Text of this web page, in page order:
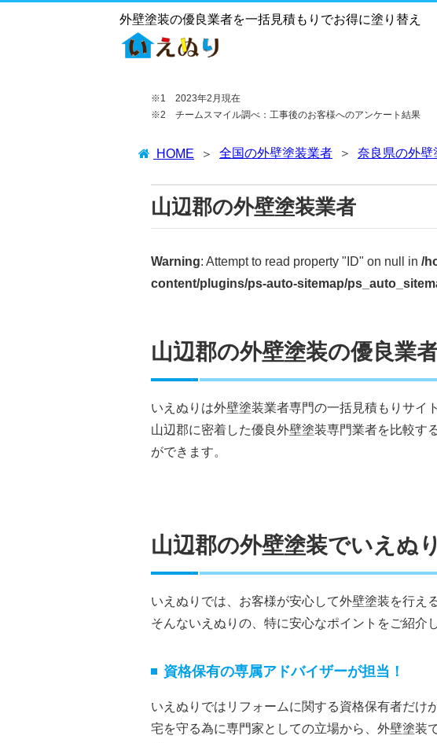
外壁塗装の優良業者を一括見積もりでお得に塗り替え
※1 2023年2月現在
※2 チームスマイル調べ：工事後のお客様へのアンケート結果
HOME 全国の外壁塗装業者 奈良県の外壁
山辺郡の外壁塗装業者
Warning: Attempt to read property "ID" on null in /
content/plugins/ps-auto-sitemap/
山辺郡の外壁塗装の優良業
いえぬりは外壁塗装業者専門の一括見積もりサイト
山辺郡に密着した優良外壁塗装専門業者を比較す
ができます。
山辺郡の外壁塗装でいえぬ
いえぬりでは、お客様が安心して外壁塗装を行え
そんないえぬりの、特に安心なポイントをご紹介
資格保有の専属アドバイザーが担当！
いえぬりではリフォームに関する資格保有者だけ
宅を守る為に専門家としての立場から、外壁塗装